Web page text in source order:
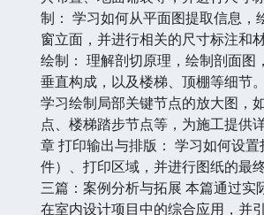
制： 学习如何从平面图提取信息，
窗立面，并进行相关的尺寸标注和
绘制： 理解剖切原理，绘制剖面图
垂直构成，以及楼梯、顶棚等细节
学习绘制局部关键节点的放大图，
点、楼梯踏步节点等，为施工提供
章 打印输出与排版： 学习如何设置
件）、打印区域，并进行图纸的最
三篇：案例分析与拓展 本篇通过实
在室内设计项目中的综合应用，并